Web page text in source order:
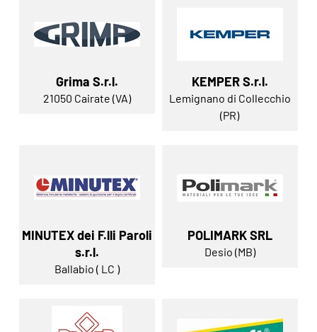
Grima S.r.l.
21050 Cairate (VA)
KEMPER S.r.l.
Lemignano di Collecchio
(PR)
MINUTEX dei F.lli Paroli
s.r.l.
Ballabio ( LC )
POLIMARK SRL
Desio (MB)